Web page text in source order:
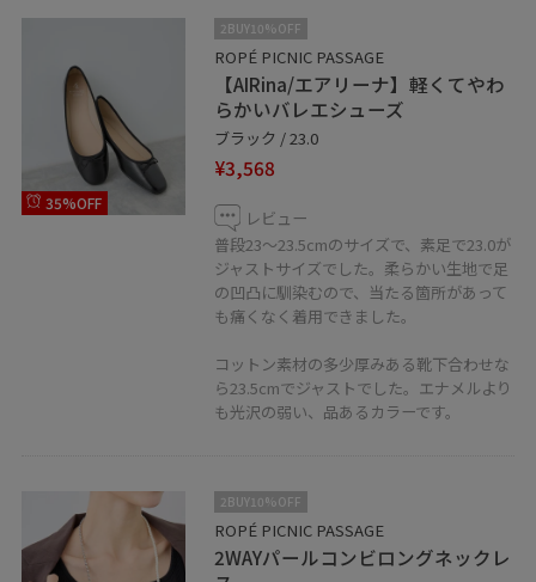
35%OFF
2BUY10%OFF
ROPÉ PICNIC PASSAGE
【AIRina/エアリーナ】軽くてやわ
らかいバレエシューズ
ブラック / 23.0
¥3,568
レビュー
普段23〜23.5cmのサイズで、素足で23.0が
ジャストサイズでした。柔らかい生地で足
の凹凸に馴染むので、当たる箇所があって
も痛くなく着用できました。
コットン素材の多少厚みある靴下合わせな
ら23.5cmでジャストでした。エナメルより
も光沢の弱い、品あるカラーです。
2BUY10%OFF
ROPÉ PICNIC PASSAGE
2WAYパールコンビロングネックレ